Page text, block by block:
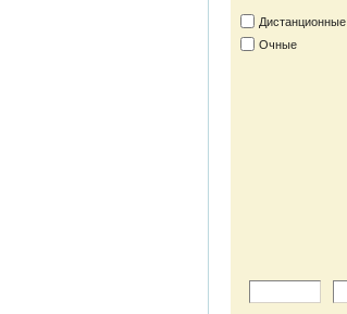
Дистанционные
Очные